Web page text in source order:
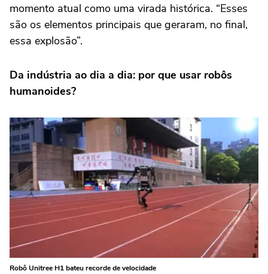
momento atual como uma virada histórica. “Esses
são os elementos principais que geraram, no final,
essa explosão”.
Da indústria ao dia a dia: por que usar robôs
humanoides?
Robô Unitree H1 bateu recorde de velocidade